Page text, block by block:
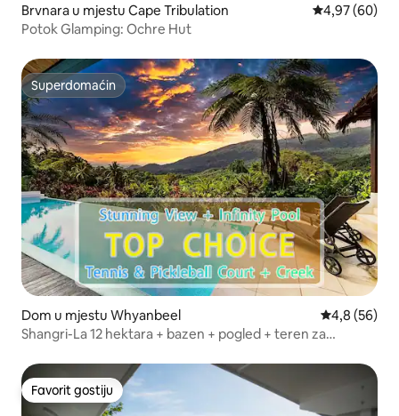
Brvnara u mjestu Cape Tribulation Prosječna
4,97 (60)
Potok Glamping: Ochre Hut
Superdomaćin
Superdomaćin
Dom u mjestu Whyanbeel Prosječna
4,8 (56)
Shangri-La 12 hektara + bazen + pogled + teren za
Favorit gostiju
Favorit gostiju